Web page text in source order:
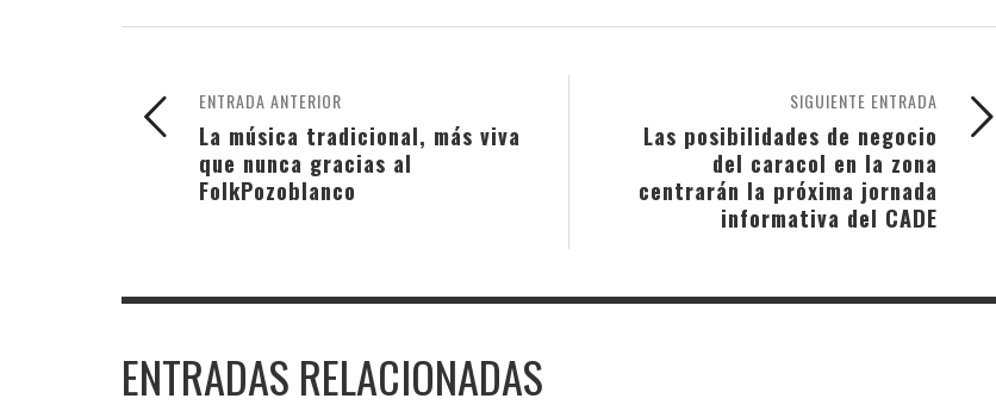
SIGUIENTE ENTRADA
Las posibilidades de negocio
del caracol en la zona
centrarán la próxima jornada
informativa del CADE
ENTRADA ANTERIOR
La música tradicional, más viva
que nunca gracias al
FolkPozoblanco
ENTRADAS RELACIONADAS